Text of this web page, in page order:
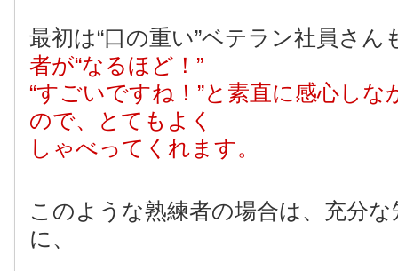
最初は“口の重い”ベテラン社員さん
者が“なるほど！”
“すごいですね！”と素直に感心し
ので、とてもよく
しゃべってくれます。
このような熟練者の場合は、充分
に、